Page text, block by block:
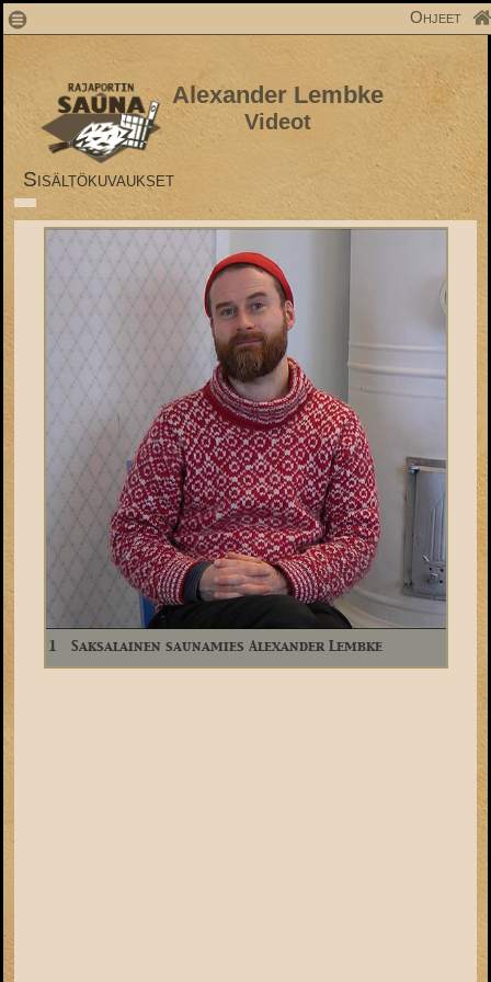
1 Ohjeet
Alexander Lembke
Videot
Sisältökuvaukset
1 Saksalainen saunamies Alexander Lembke